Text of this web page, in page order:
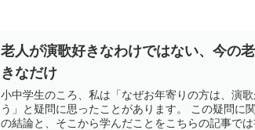
老人が演歌好きなわけではない、今の
きなだけ
小中学生のころ、私は「なぜお年寄りの方は、演
う」と疑問に思ったことがあります。 この疑問に
の結論と、そこから学んだことをこちらの記事では